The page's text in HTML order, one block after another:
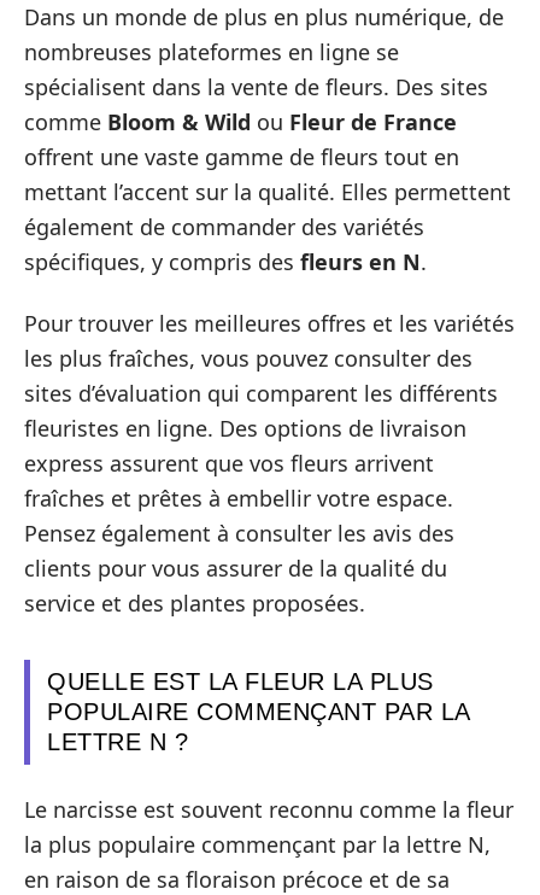
Dans un monde de plus en plus numérique, de
nombreuses plateformes en ligne se
spécialisent dans la vente de fleurs. Des sites
comme Bloom & Wild ou Fleur de France
offrent une vaste gamme de fleurs tout en
mettant l’accent sur la qualité. Elles permettent
également de commander des variétés
spécifiques, y compris des fleurs en N.
Pour trouver les meilleures offres et les variétés
les plus fraîches, vous pouvez consulter des
sites d’évaluation qui comparent les différents
fleuristes en ligne. Des options de livraison
express assurent que vos fleurs arrivent
fraîches et prêtes à embellir votre espace.
Pensez également à consulter les avis des
clients pour vous assurer de la qualité du
service et des plantes proposées.
QUELLE EST LA FLEUR LA PLUS
POPULAIRE COMMENÇANT PAR LA
LETTRE N ?
Le narcisse est souvent reconnu comme la fleur
la plus populaire commençant par la lettre N,
en raison de sa floraison précoce et de sa